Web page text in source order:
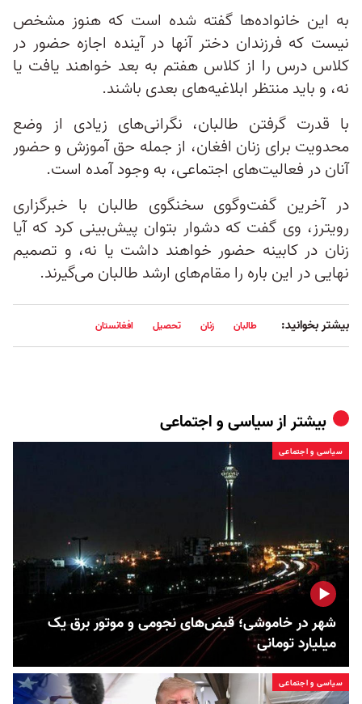
به این خانواده‌ها گفته شده است که هنوز مشخص
نيست که فرزندان دختر آنها در آینده اجازه حضور در
كلاس درس را از كلاس هفتم به بعد خواهند یافت یا
نه، و بايد منتظر ابلاغيه‌‌هاى بعدى باشند.
با قدرت گرفتن طالبان، نگرانی‌های زیادی از وضع
محدویت برای زنان افغان، از جمله حق آموزش و حضور
آنان در فعالیت‌های اجتماعی، به وجود آمده است.
در آخرین گفت‌و‌گوی سخنگوی طالبان با خبرگزاری
رویترز، وی گفت که دشوار بتوان پیش‌بینی کرد که آیا
زنان در کابینه حضور خواهند داشت یا نه، و تصمیم
نهایی در این باره را مقام‌های ارشد طالبان می‌گیرند.
بیشتر بخوانید: طالبان زنان تحصیل افغانستان
بیشتر ازسیاسی و اجتماعی
سیاسی و اجتماعی
شهر در خاموشی؛ قبض‌های نجومی و موتور برق یک
میلیارد تومانی
سیاسی و اجتماعی